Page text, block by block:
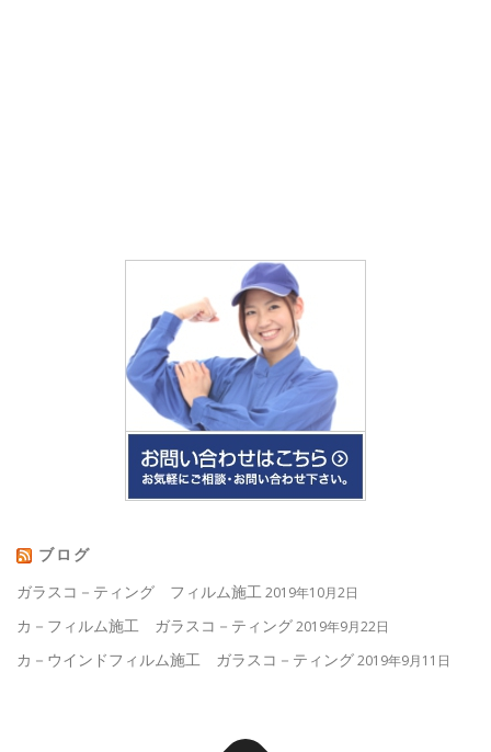
ブログ
ガラスコ－ティング フィルム施工2019年10月2日
カ－フィルム施工 ガラスコ－ティング2019年9月22日
カ－ウインドフィルム施工 ガラスコ－ティング2019年9月11日